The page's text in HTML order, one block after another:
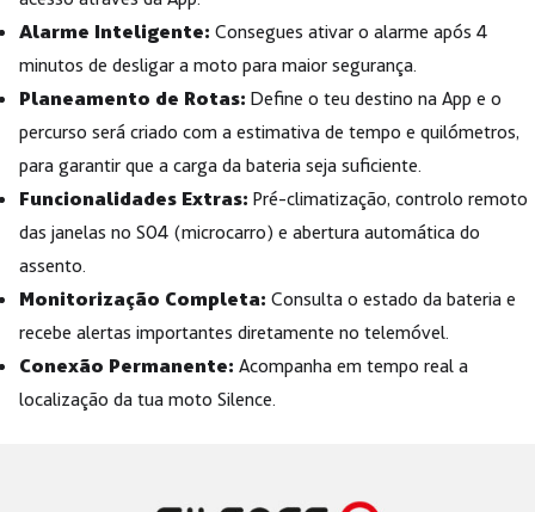
Alarme Inteligente: Consegues ativar o alarme após 4
minutos de desligar a moto para maior segurança.
Planeamento de Rotas: Define o teu destino na App e o
percurso será criado com a estimativa de tempo e quilómetros,
para garantir que a carga da bateria seja suficiente.
Funcionalidades Extras: Pré-climatização, controlo remoto
das janelas no S04 (microcarro) e abertura automática do
assento.
Monitorização Completa: Consulta o estado da bateria e
recebe alertas importantes diretamente no telemóvel.
Conexão Permanente: Acompanha em tempo real a
localização da tua moto Silence.